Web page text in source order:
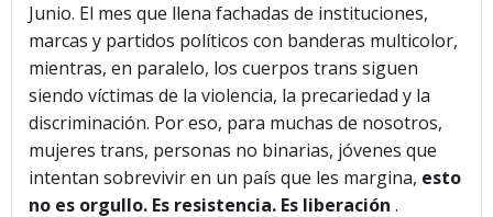
Junio. El mes que llena fachadas de instituciones,
marcas y partidos políticos con banderas multicolor,
mientras, en paralelo, los cuerpos trans siguen
siendo víctimas de la violencia, la precariedad y la
discriminación. Por eso, para muchas de nosotros,
mujeres trans, personas no binarias, jóvenes que
intentan sobrevivir en un país que les margina, esto
no es orgullo. Es resistencia. Es liberación .